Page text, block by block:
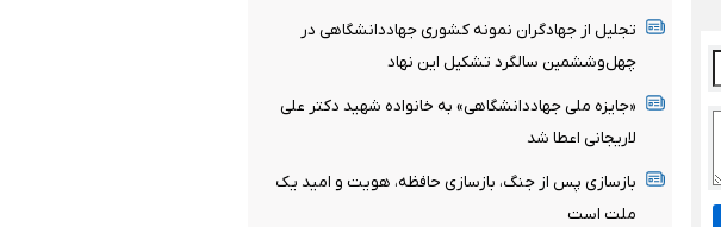
تجلیل از جهادگران نمونه کشوری جهاددانشگاهی در
چهل‌وششمین سالگرد تشکیل این نهاد
«جایزه ملی جهاددانشگاهی» به خانواده شهید دکتر علی
لاریجانی اعطا شد
بازسازی پس از جنگ، بازسازی حافظه، هویت و امید یک
ملت است